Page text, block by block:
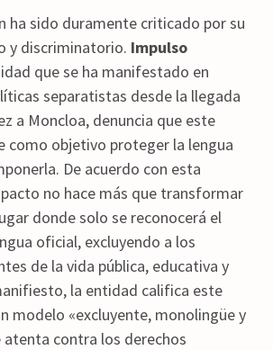
ha sido duramente criticado por su
y discriminatorio. Impulso
que se ha manifestado en
separatistas desde la llegada
a Moncloa, denuncia que este
como objetivo proteger la lengua
De acuerdo con esta
no hace más que transformar
donde solo se reconocerá el
oficial, excluyendo a los
de la vida pública, educativa y
la entidad califica este
modelo «excluyente, monolingüe y
contra los derechos